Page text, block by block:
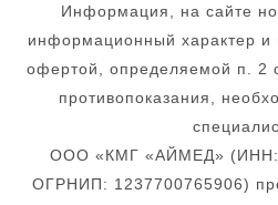
Информация, на сайте
информационный характер и
офертой, определяемой п. 2
противопоказания,
ООО «КМГ «АЙМЕД» (ИНН:
ОГРНИП: 1237700765906)